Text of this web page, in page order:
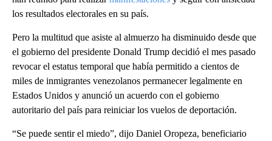
los resultados electorales en su país.
Pero la multitud que asiste al almuerzo ha disminuido desde que
el gobierno del presidente Donald Trump decidió el mes pasado
revocar el estatus temporal que había permitido a cientos de
miles de inmigrantes venezolanos permanecer legalmente en
Estados Unidos y anunció un acuerdo con el gobierno
autoritario del país para reiniciar los vuelos de deportación.
“Se puede sentir el miedo”, dijo Daniel Oropeza, beneficiario